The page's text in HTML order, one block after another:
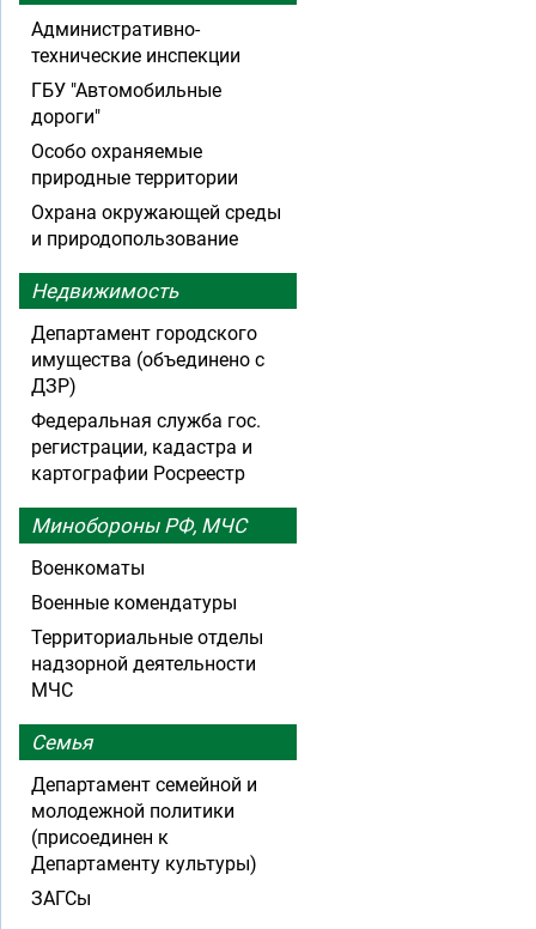
Административно-
технические инспекции
ГБУ "Автомобильные
дороги"
Особо охраняемые
природные территории
Охрана окружающей среды
и природопользование
Недвижимость
Департамент городского
имущества (объединено с
ДЗР)
Федеральная служба гос.
регистрации, кадастра и
картографии Росреестр
Минобороны РФ, МЧС
Военкоматы
Военные комендатуры
Территориальные отделы
надзорной деятельности
МЧС
Семья
Департамент семейной и
молодежной политики
(присоединен к
Департаменту культуры)
ЗАГСы